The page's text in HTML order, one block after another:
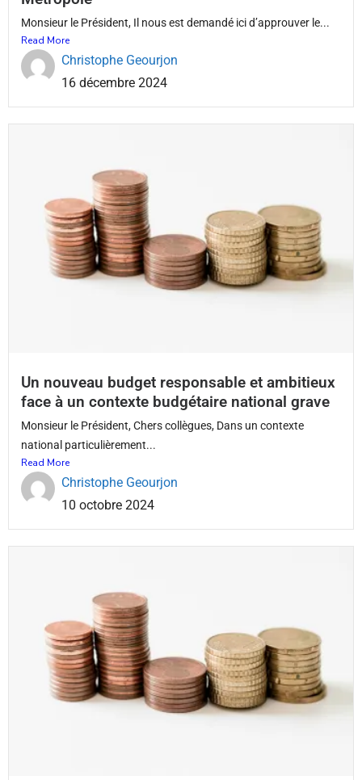
Monsieur le Président, Il nous est demandé ici d’approuver le...
Read More
Christophe Geourjon
16 décembre 2024
Un nouveau budget responsable et ambitieux
face à un contexte budgétaire national grave
Monsieur le Président, Chers collègues, Dans un contexte
national particulièrement...
Read More
Christophe Geourjon
10 octobre 2024